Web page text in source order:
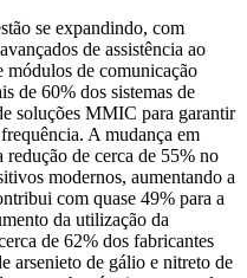
se expandindo, com
de assistência ao
módulos de comunicação
de 60% dos sistemas de
soluções MMIC para garantir
A mudança em
de cerca de 55% no
modernos, aumentando a
com quase 49% para a
da utilização da
de 62% dos fabricantes
arsenieto de gálio e nitreto de